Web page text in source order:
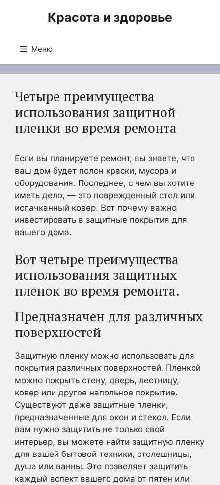
Красота и здоровье
Меню
Четыре преимущества
использования защитной
пленки во время ремонта
Если вы планируете ремонт, вы знаете, что
ваш дом будет полон краски, мусора и
оборудования. Последнее, с чем вы хотите
иметь дело, — это поврежденный стол или
испачканный ковер. Вот почему важно
инвестировать в защитные покрытия для
вашего дома.
Вот четыре преимущества
использования защитных
пленок во время ремонта.
Предназначен для различных
поверхностей
Защитную пленку можно использовать для
покрытия различных поверхностей. Пленкой
можно покрыть стену, дверь, лестницу,
ковер или другое напольное покрытие.
Существуют даже защитные пленки,
предназначенные для окон и стекол. Если
вам нужно защитить не только свой
интерьер, вы можете найти защитную пленку
для вашей бытовой техники, столешницы,
душа или ванны. Это позволяет защитить
каждый аспект вашего дома от пятен или